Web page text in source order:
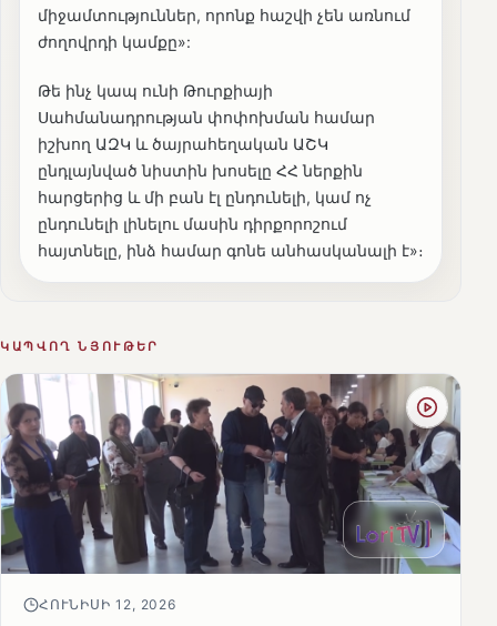
միջամտություններ, որոնք հաշվի չեն առնում
ժողովրդի կամքը»:
Թե ինչ կապ ունի Թուրքիայի
Սահմանադրության փոփոխման համար
իշխող ԱԶԿ և ծայրահեղական ԱՇԿ
ընդլայնված նիստին խոսելը ՀՀ ներքին
հարցերից և մի բան էլ ընդունելի, կամ ոչ
ընդունելի լինելու մասին դիրքորոշում
հայտնելը, ինձ համար գոնե անհասկանալի է»։
ԿԱՊՎՈՂ ՆՅՈՒԹԵՐ
ՀՈՒՆԻՍԻ 12, 2026